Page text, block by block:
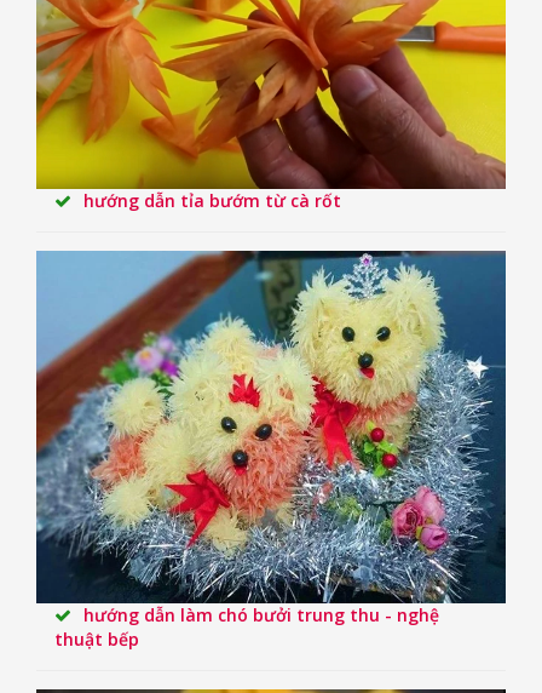
hướng dẫn tỉa bướm từ cà rốt
hướng dẫn làm chó bưởi trung thu - nghệ
thuật bếp